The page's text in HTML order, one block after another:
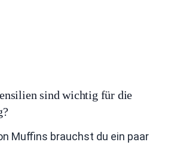
sind wichtig für die
Muffins brauchst du ein paar